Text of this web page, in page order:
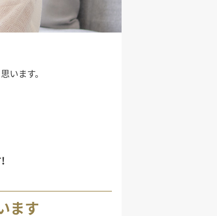
います。
ます